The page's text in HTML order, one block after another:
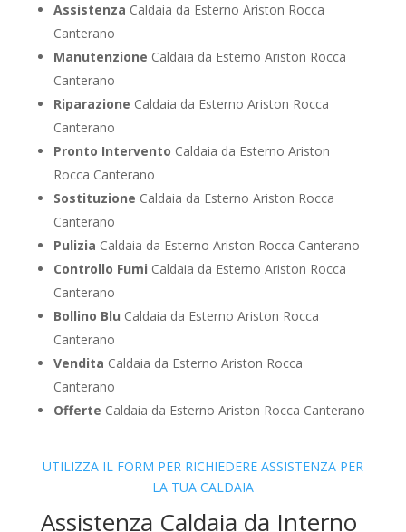
Assistenza Caldaia da Esterno Ariston Rocca
Canterano
Manutenzione Caldaia da Esterno Ariston Rocca
Canterano
Riparazione Caldaia da Esterno Ariston Rocca
Canterano
Pronto Intervento Caldaia da Esterno Ariston
Rocca Canterano
Sostituzione Caldaia da Esterno Ariston Rocca
Canterano
Pulizia Caldaia da Esterno Ariston Rocca Canterano
Controllo Fumi Caldaia da Esterno Ariston Rocca
Canterano
Bollino Blu Caldaia da Esterno Ariston Rocca
Canterano
Vendita Caldaia da Esterno Ariston Rocca
Canterano
Offerte Caldaia da Esterno Ariston Rocca Canterano
UTILIZZA IL FORM PER RICHIEDERE ASSISTENZA PER
LA TUA CALDAIA
Assistenza Caldaia da Interno